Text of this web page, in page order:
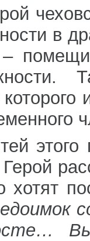
в
хотят
Вы